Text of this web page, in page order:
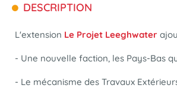
DESCRIPTION
L'extension Le Projet Leeghwater
- Une nouvelle faction, les Pays-Bas
- Le mécanisme des Travaux